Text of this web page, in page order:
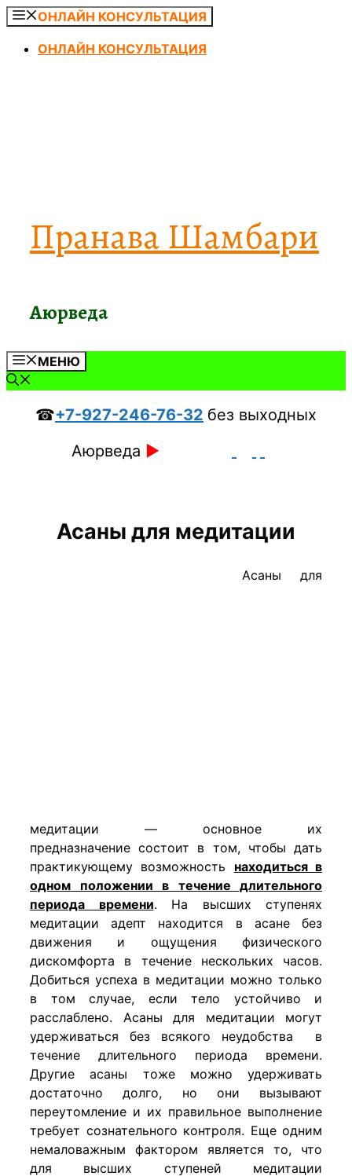
Перейти
содержимому
ОНЛАЙН КОНСУЛЬТАЦИЯ
ОНЛАЙН КОНСУЛЬТАЦИЯ
Пранава Шамбари
Аюрведа
МЕНЮ
☎+7-927-246-76-32 без выходных
Аюрведа ►
Асаны для медитации
​Асаны для
медитации — основное их
предназначение состоит в том, чтобы дать
практикующему возможность находиться в
одном положении в течение длительного
периода времени. На высших ступенях
медитации адепт находится в асане без
движения и ощущения физического
дискомфорта в течение нескольких часов.
Добиться успеха в медитации можно только
в том случае, если тело устойчиво и
расслаблено. Асаны для медитации могут
удерживаться без всякого неудобства в
течение длительного периода времени.
Другие асаны тоже можно удерживать
достаточно долго, но они вызывают
переутомление и их правильное выполнение
требует сознательного контроля. Еще одним
немаловажным фактором является то, что
для высших ступеней медитации